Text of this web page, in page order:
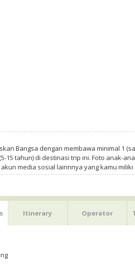
Bangsa dengan membawa minimal 1
15 tahun) di destinasi trip ini. Foto anak-
media sosial lainnnya yang kamu
Itinerary Operator